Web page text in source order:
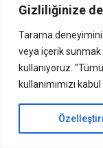
Gizliliğinize
Tarama
veya içerik
kullanıyoruz.
kullanımımızı
dolandırıcılığına...